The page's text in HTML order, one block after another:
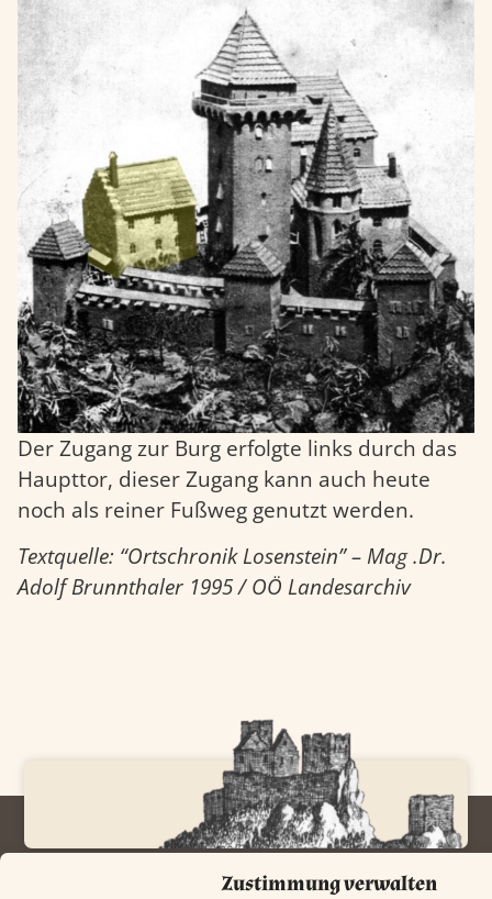
Zustimmung verwalten
Der Zugang zur Burg erfolgte links durch das
Haupttor, dieser Zugang kann auch heute
noch als reiner Fußweg genutzt werden.
Textquelle: “Ortschronik Losenstein” – Mag .Dr.
Adolf Brunnthaler 1995 / OÖ Landesarchiv